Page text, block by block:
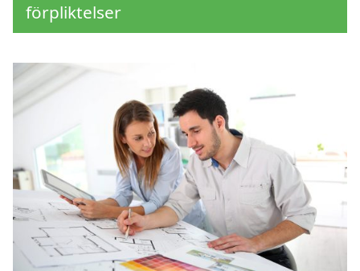
förpliktelser